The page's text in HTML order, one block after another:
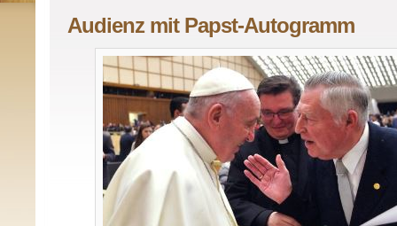
Audienz mit Papst-Autogramm